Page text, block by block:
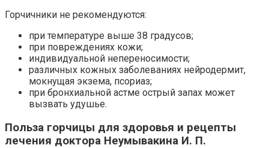
Горчичники не рекомендуются:
при температуре выше 38 градусов;
при повреждениях кожи;
индивидуальной непереносимости;
различных кожных заболеваниях нейродермит,
мокнущая экзема, псориаз;
при бронхиальной астме острый запах может
вызвать удушье.
Польза горчицы для здоровья и рецепты
лечения доктора Неумывакина И. П.